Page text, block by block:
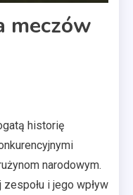
meczów
historię
narodowym.
i jego wpływ